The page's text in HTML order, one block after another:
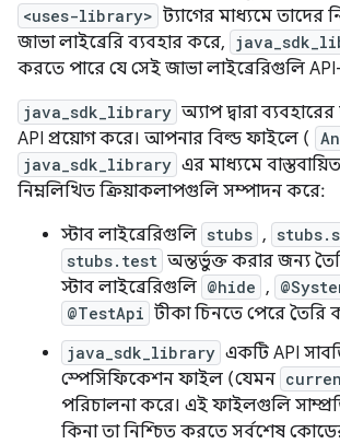
<uses-library> ট্যাগের মাধ্যমে তাদের
জাভা লাইব্রেরি ব্যবহার করে,
করতে পারে যে সেই জাভা লাইব্রেরিগুলি API-
java_sdk_library অ্যাপ দ্বারা
API প্রয়োগ করে। আপনার বিল্ড ফাইলে (
java_sdk_library এর মাধ্যমে
নিম্নলিখিত ক্রিয়াকলাপগুলি সম্পাদন করে:
স্টাব লাইব্রেরিগুলি stubs ,
stubs.test অন্তর্ভুক্ত করার জন্য
স্টাব লাইব্রেরিগুলি @hide ,
@TestApi টীকা চিনতে পেরে তৈরি
java_sdk_library একটি API
স্পেসিফিকেশন ফাইল (যেমন
পরিচালনা করে। এই ফাইলগুলি
কিনা তা নিশ্চিত করতে সর্বশেষ